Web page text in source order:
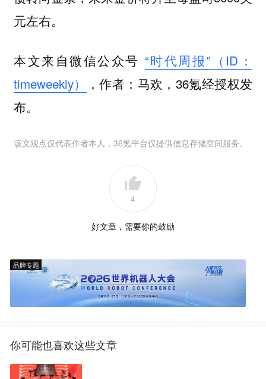
元左右。
本文来自微信公众号 “时代周报”（ID：
timeweekly）
，作者：马欢，36氪经授权发
布。
该文观点仅代表作者本人，36氪平台仅提供信息存储空间服务。
4
好文章，需要你的鼓励
品牌专题
你可能也喜欢这些文章